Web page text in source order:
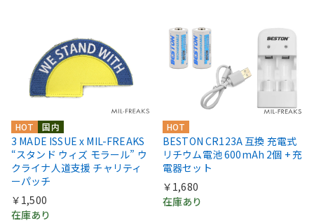
国内
HOT
3 MADE ISSUE x MIL-FREAKS
“スタンド ウィズ モラール” ウ
クライナ人道支援 チャリティ
ーパッチ
￥1,500
在庫あり
HOT
BESTON CR123A 互換 充電式
リチウム電池 600mAh 2個 + 充
電器セット
￥1,680
在庫あり